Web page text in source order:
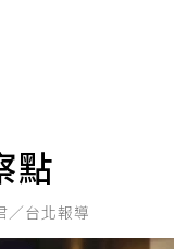
點
／台北報導